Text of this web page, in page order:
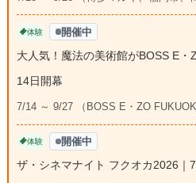
体験 開催中
大人気！魔法の美術館がBOSS E・
14日開幕
7/14 ～ 9/27 （BOSS E・ZO
体験 開催中
ザ・シネマナイト フクオカ2026｜